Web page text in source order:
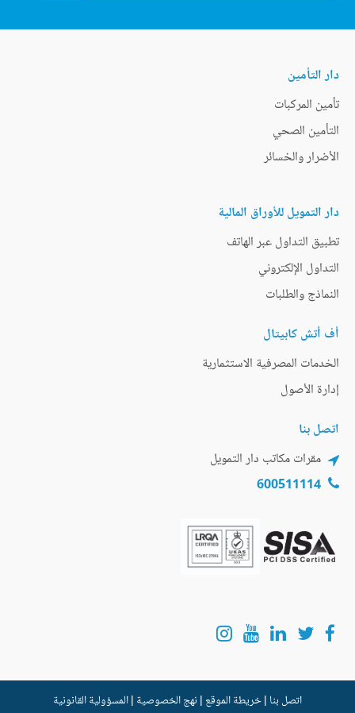
دار التأمين
تأمين المركبات
التأمين الصحي
الأضرار والخسائر
دار التمويل للأوراق المالية
تطبيق التداول عبر الهاتف
التداول الإلكتروني
النماذج والطلبات
أف أتش كابيتال
الخدمات المصرفية الاستثمارية
إدارة الأصول
اتصل بنا
مقرات مكاتب دار التمويل
600511114
اتصل بنا |خريطة الموقع |نهج الخصوصية |المسؤولية القانونية